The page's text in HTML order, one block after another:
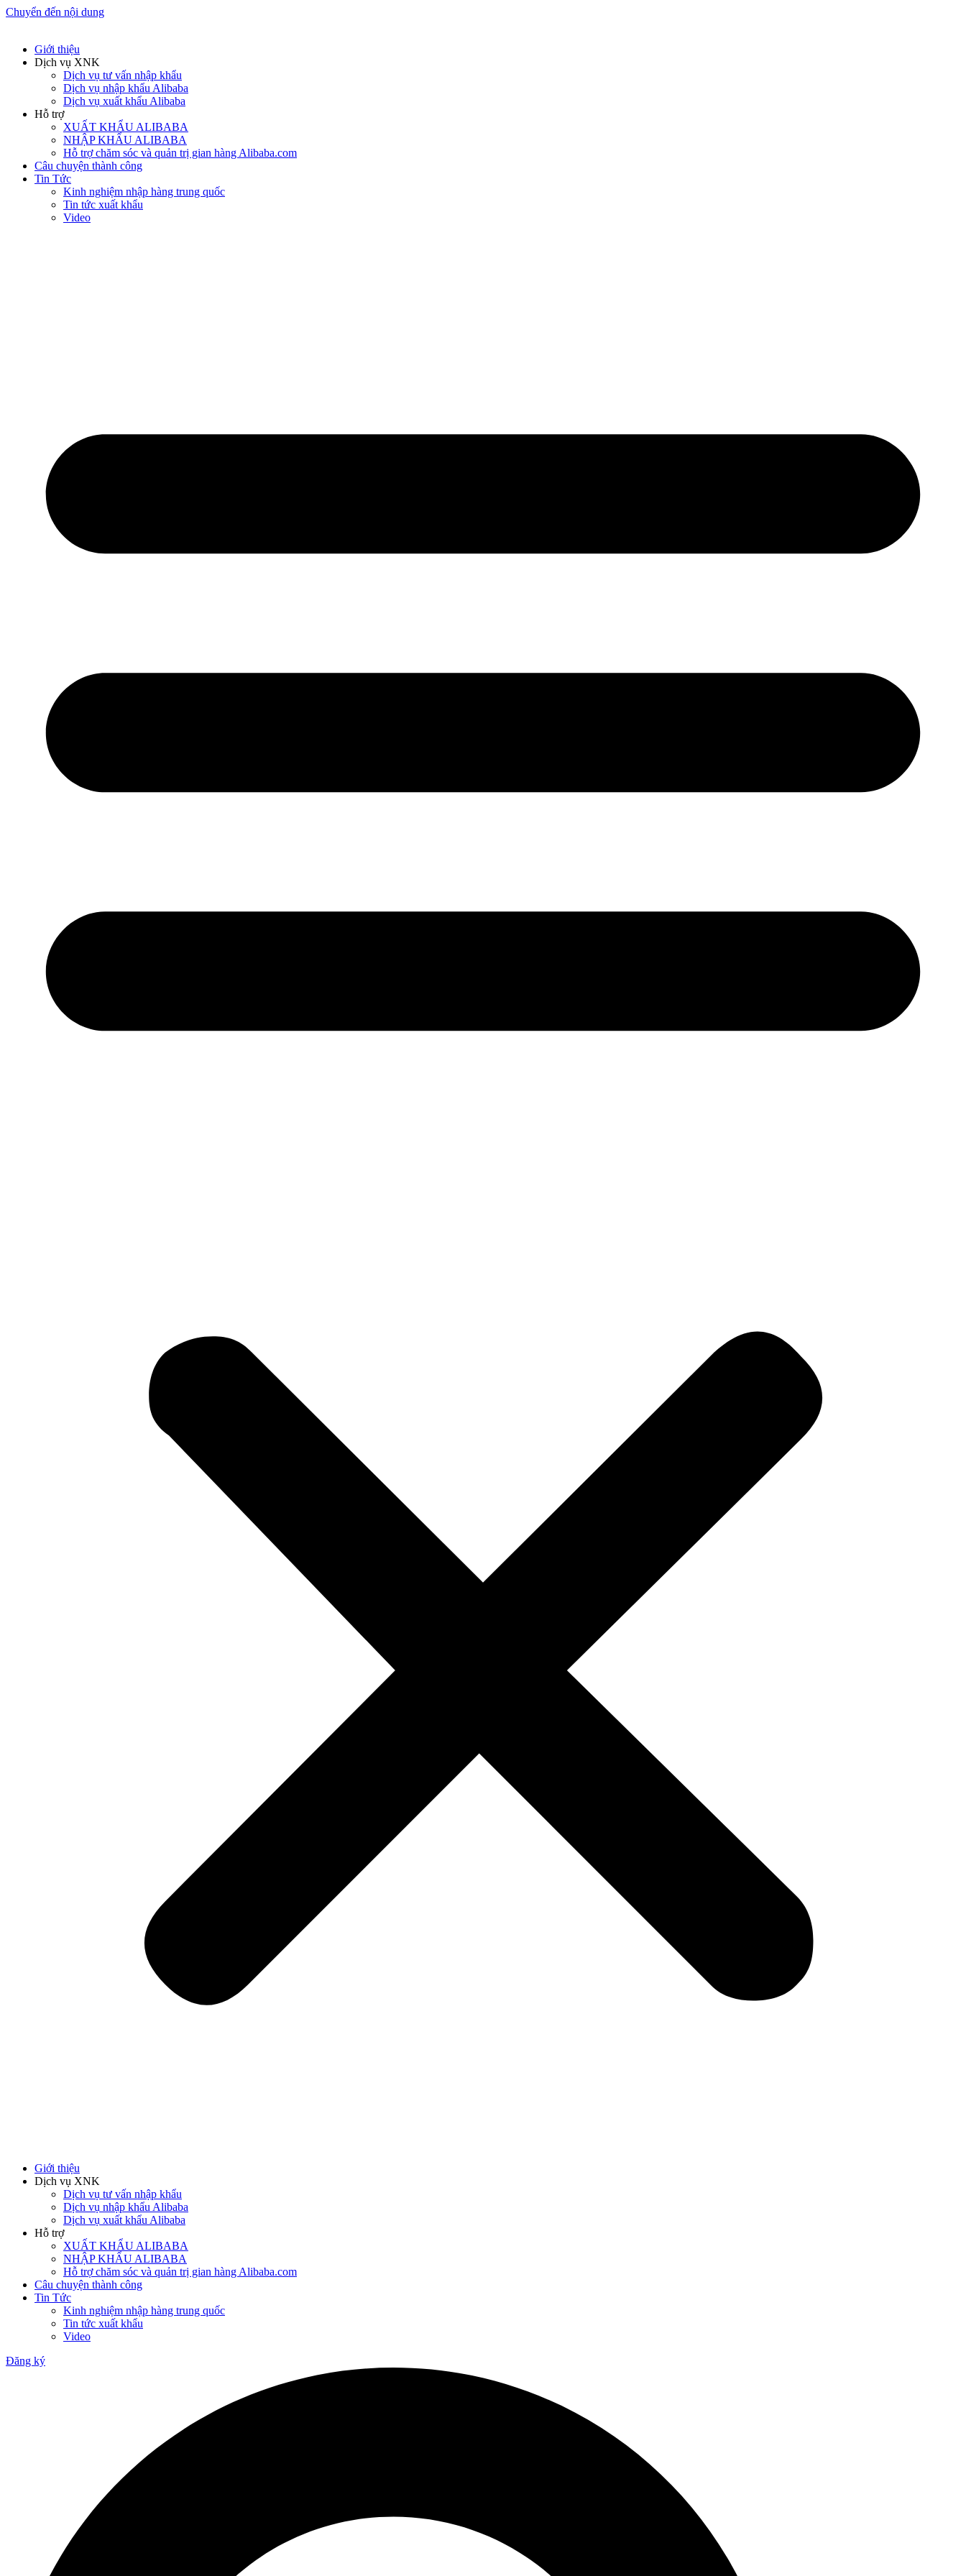
Chuyển đến nội dung
Giới thiệu
Dịch vụ XNK
Dịch vụ tư vấn nhập khẩu
Dịch vụ nhập khẩu Alibaba
Dịch vụ xuất khẩu Alibaba
Hỗ trợ
XUẤT KHẨU ALIBABA
NHẬP KHẨU ALIBABA
Hỗ trợ chăm sóc và quản trị gian hàng Alibaba.com
Câu chuyện thành công
Tin Tức
Kinh nghiệm nhập hàng trung quốc
Tin tức xuất khẩu
Video
Giới thiệu
Dịch vụ XNK
Dịch vụ tư vấn nhập khẩu
Dịch vụ nhập khẩu Alibaba
Dịch vụ xuất khẩu Alibaba
Hỗ trợ
XUẤT KHẨU ALIBABA
NHẬP KHẨU ALIBABA
Hỗ trợ chăm sóc và quản trị gian hàng Alibaba.com
Câu chuyện thành công
Tin Tức
Kinh nghiệm nhập hàng trung quốc
Tin tức xuất khẩu
Video
Đăng ký